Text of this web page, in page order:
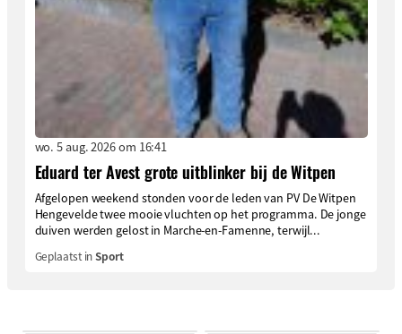
wo. 5 aug. 2026 om 16:41
Eduard ter Avest grote uitblinker bij de Witpen
Afgelopen weekend stonden voor de leden van PV De Witpen
Hengevelde twee mooie vluchten op het programma. De jonge
duiven werden gelost in Marche-en-Famenne, terwijl...
Geplaatst inSport